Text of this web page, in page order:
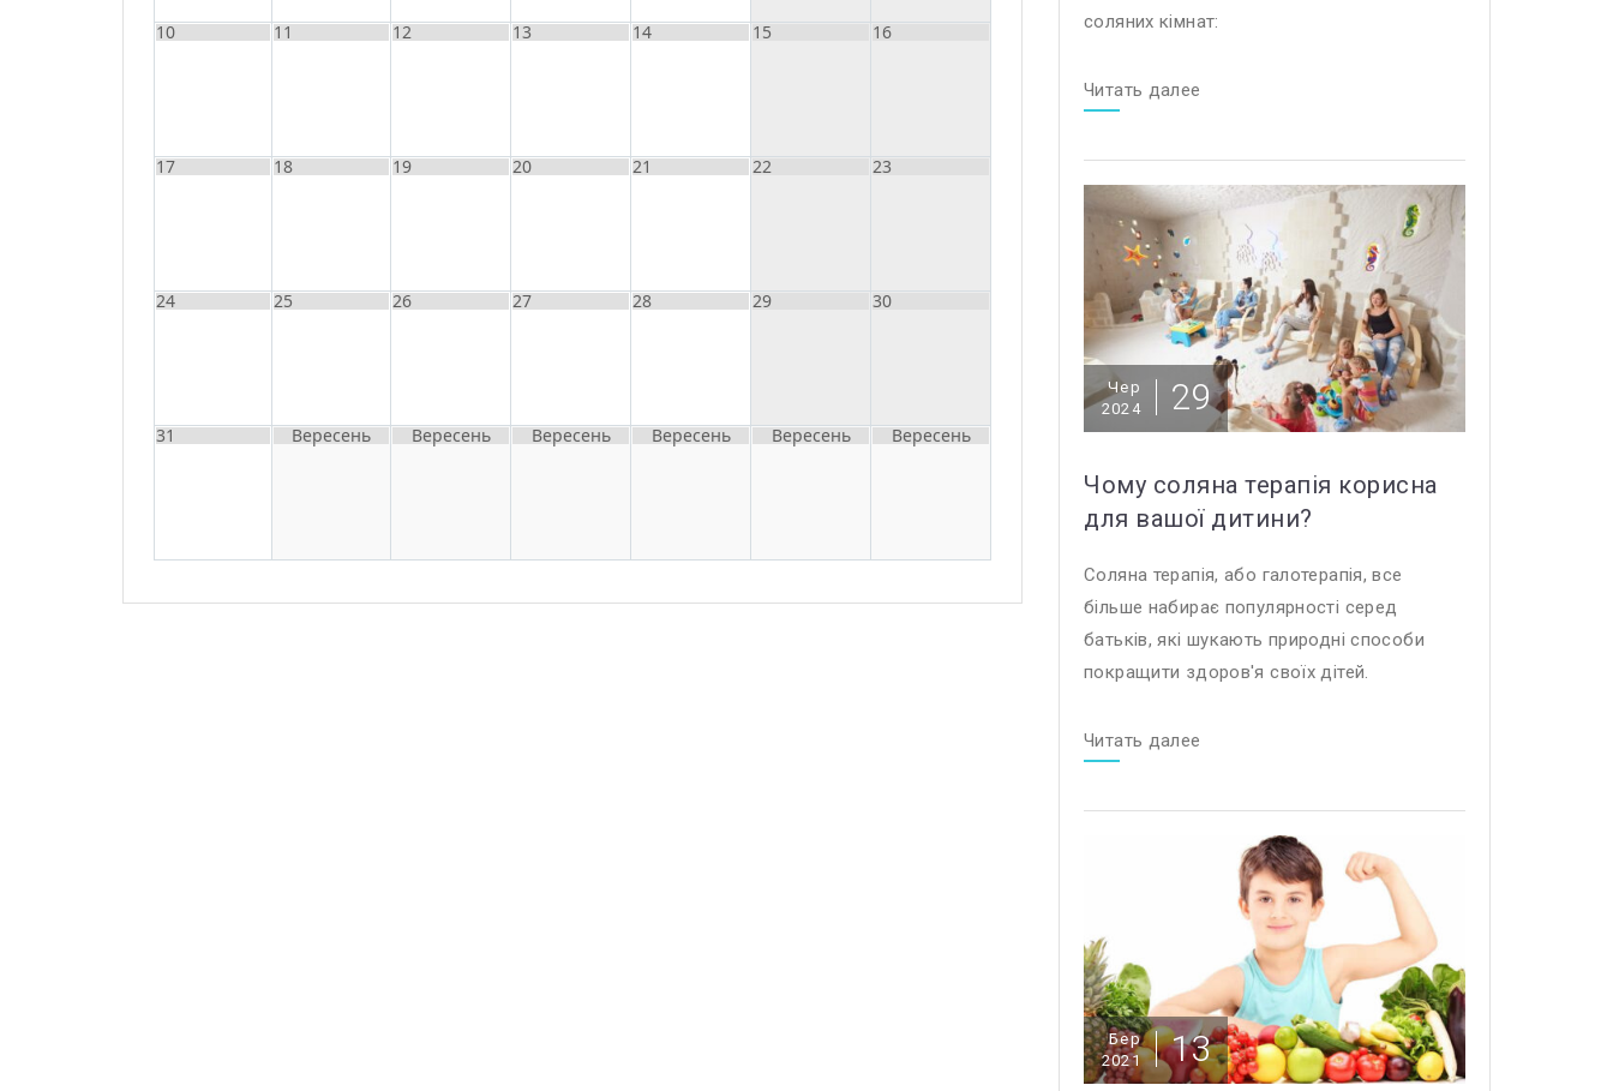
10 11 12 13 14 15 16
17 18 19 20 21 22 23
24 25 26 27 28 29 30
31 Вересень Вересень Вересень Вересень Вересень Вересень
соляних кімнат:
Читать далее
Чер
2024
29
Чому соляна терапія корисна
для вашої дитини?
Соляна терапія, або галотерапія, все
більше набирає популярності серед
батьків, які шукають природні способи
покращити здоров'я своїх дітей.
Читать далее
Бер
2021
13